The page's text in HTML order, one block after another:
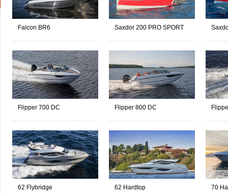
Falcon BR6 Saxdor 200 PRO SPORT
Flipper 700 DC Flipper 800 DC
62 Flybridge 62 Hardtop 70